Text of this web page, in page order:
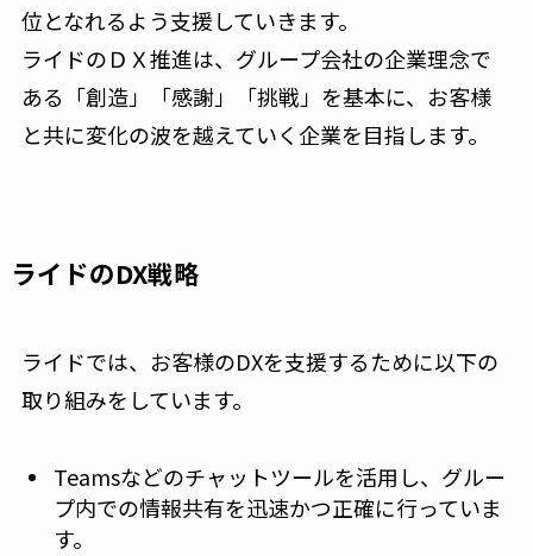
位となれるよう支援していきます。
ライドのＤＸ推進は、グループ会社の企業理念で
ある「創造」「感謝」「挑戦」を基本に、お客様
と共に変化の波を越えていく企業を目指します。
ライドのDX戦略
ライドでは、お客様のDXを支援するために以下の
取り組みをしています。
Teamsなどのチャットツールを活用し、グルー
プ内での情報共有を迅速かつ正確に行っていま
す。